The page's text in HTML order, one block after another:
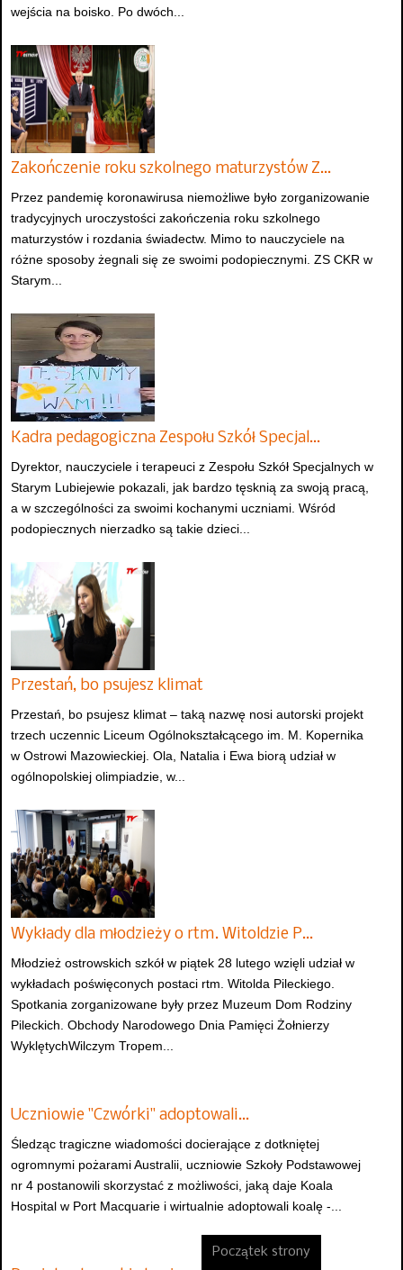
wejścia na boisko. Po dwóch...
Zakończenie roku szkolnego maturzystów Z…
Przez pandemię koronawirusa niemożliwe było zorganizowanie
tradycyjnych uroczystości zakończenia roku szkolnego
maturzystów i rozdania świadectw. Mimo to nauczyciele na
różne sposoby żegnali się ze swoimi podopiecznymi. ZS CKR w
Starym...
Kadra pedagogiczna Zespołu Szkół Specjal…
Dyrektor, nauczyciele i terapeuci z Zespołu Szkół Specjalnych w
Starym Lubiejewie pokazali, jak bardzo tęsknią za swoją pracą,
a w szczególności za swoimi kochanymi uczniami. Wśród
podopiecznych nierzadko są takie dzieci...
Przestań, bo psujesz klimat
Przestań, bo psujesz klimat – taką nazwę nosi autorski projekt
trzech uczennic Liceum Ogólnokształcącego im. M. Kopernika
w Ostrowi Mazowieckiej. Ola, Natalia i Ewa biorą udział w
ogólnopolskiej olimpiadzie, w...
Wykłady dla młodzieży o rtm. Witoldzie P…
Młodzież ostrowskich szkół w piątek 28 lutego wzięli udział w
wykładach poświęconych postaci rtm. Witolda Pileckiego.
Spotkania zorganizowane były przez Muzeum Dom Rodziny
Pileckich. Obchody Narodowego Dnia Pamięci Żołnierzy
WyklętychWilczym Tropem...
Uczniowie "Czwórki" adoptowali…
Śledząc tragiczne wiadomości docierające z dotkniętej
ogromnymi pożarami Australii, uczniowie Szkoły Podstawowej
nr 4 postanowili skorzystać z możliwości, jaką daje Koala
Hospital w Port Macquarie i wirtualnie adoptowali koalę -...
Początek strony